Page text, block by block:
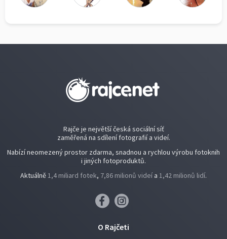
Rajče je největší česká sociální síť
zaměřená na sdílení fotografií a videí.
Nabízí neomezený prostor zdarma, snadnou a rychlou výrobu fotoknih
i jiných fotoproduktů.
Aktuálně1,4 miliard fotek, 7,86 milionů videí a 1,42 milionů lidí.
O Rajčeti